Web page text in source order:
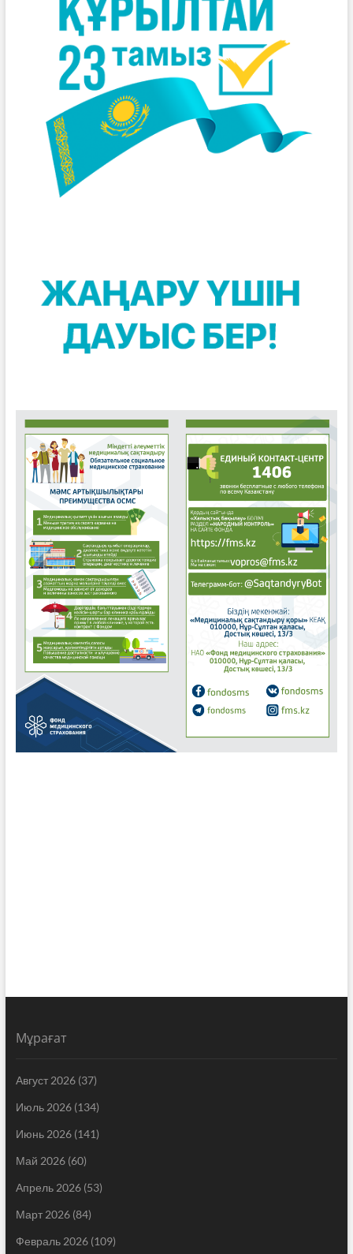
Мұрағат
Август 2026(37)
Июль 2026(134)
Июнь 2026(141)
Май 2026(60)
Апрель 2026(53)
Март 2026(84)
Февраль 2026(109)